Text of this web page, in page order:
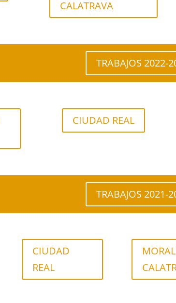
CALATRAVA
TRABAJOS 2022-
CIUDAD REAL
TRABAJOS 2021-
CIUDAD
REAL